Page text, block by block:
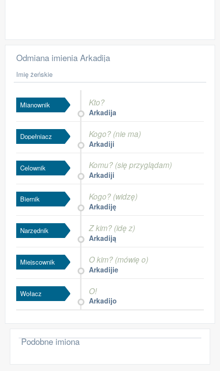
Odmiana imienia Arkadija
Imię żeńskie
Mianownik Kto?
Arkadija
Dopełniacz Kogo? (nie ma)
Arkadiji
Celownik Komu? (się przyglądam)
Arkadiji
Biernik Kogo? (widzę)
Arkadiję
Narzędnik Z kim? (idę z)
Arkadiją
Miejscownik O kim? (mówię o)
Arkadijie
Wołacz O!
Arkadijo
Podobne imiona